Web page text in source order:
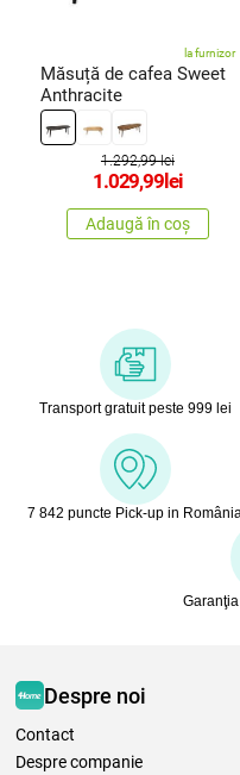
la furnizor
Măsuță de cafea Sweet
Anthracite
1.292,99 lei
1.029,99lei
Adaugă în coș
Transport gratuit peste 999 lei
7 842 puncte Pick-up in
Despre noi
Contact
Despre companie